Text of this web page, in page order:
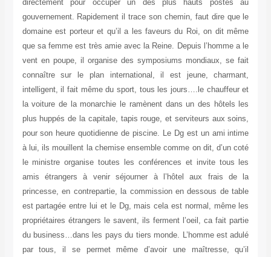
directement pour occuper un des plus hauts postes au
gouvernement. Rapidement il trace son chemin, faut dire que le
domaine est porteur et qu’il a les faveurs du Roi, on dit même
que sa femme est très amie avec la Reine. Depuis l’homme a le
vent en poupe, il organise des symposiums mondiaux, se fait
connaître sur le plan international, il est jeune, charmant,
intelligent, il fait même du sport, tous les jours….le chauffeur et
la voiture de la monarchie le ramènent dans un des hôtels les
plus huppés de la capitale, tapis rouge, et serviteurs aux soins,
pour son heure quotidienne de piscine. Le Dg est un ami intime
à lui, ils mouillent la chemise ensemble comme on dit, d’un coté
le ministre organise toutes les conférences et invite tous les
amis étrangers à venir séjourner à l’hôtel aux frais de la
princesse, en contrepartie, la commission en dessous de table
est partagée entre lui et le Dg, mais cela est normal, même les
propriétaires étrangers le savent, ils ferment l’oeil, ca fait partie
du business…dans les pays du tiers monde. L’homme est adulé
par tous, il se permet même d’avoir une maîtresse, qu’il